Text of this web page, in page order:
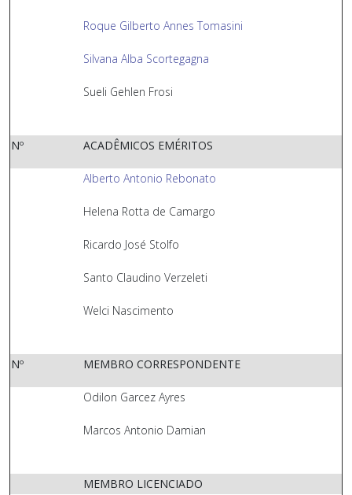
Roque Gilberto Annes Tomasini
Silvana Alba Scortegagna
Sueli Gehlen Frosi
Nº ACADÊMICOS EMÉRITOS
Alberto Antonio Rebonato
Helena Rotta de Camargo
Ricardo José Stolfo
Santo Claudino Verzeleti
Welci Nascimento
Nº MEMBRO CORRESPONDENTE
Odilon Garcez Ayres
Marcos Antonio Damian
MEMBRO LICENCIADO